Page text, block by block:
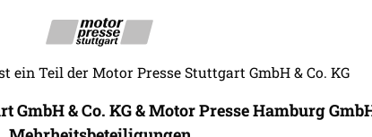
ein Teil der Motor Presse Stuttgart GmbH & Co. KG
& Co. KG & Motor Presse Hamburg